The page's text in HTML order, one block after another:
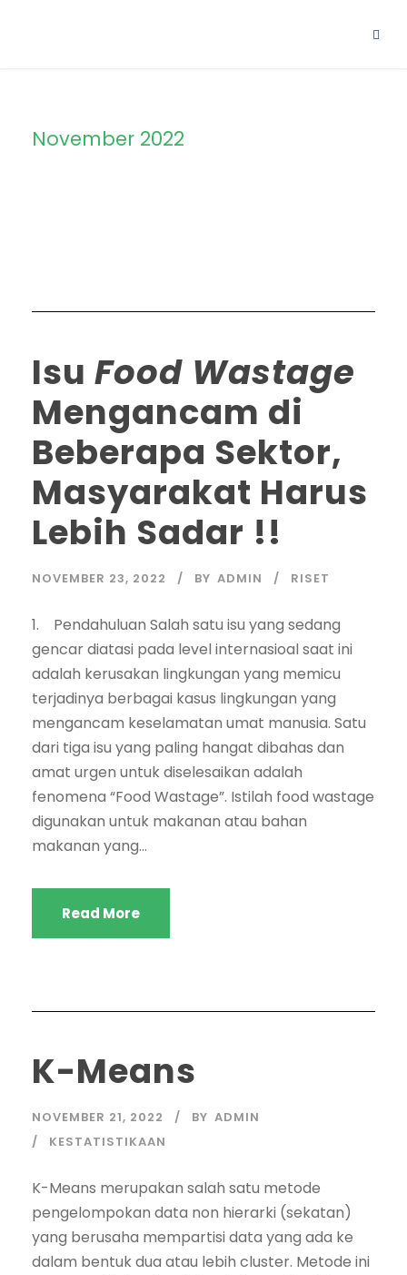
November 2022
Isu Food Wastage
Mengancam di
Beberapa Sektor,
Masyarakat Harus
Lebih Sadar !!
NOVEMBER 23, 2022 BY ADMIN RISET
1. Pendahuluan Salah satu isu yang sedang
gencar diatasi pada level internasioal saat ini
adalah kerusakan lingkungan yang memicu
terjadinya berbagai kasus lingkungan yang
mengancam keselamatan umat manusia. Satu
dari tiga isu yang paling hangat dibahas dan
amat urgen untuk diselesaikan adalah
fenomena “Food Wastage”. Istilah food wastage
digunakan untuk makanan atau bahan
makanan yang...
Read More
K-Means
NOVEMBER 21, 2022 BY ADMIN
KESTATISTIKAAN
K-Means merupakan salah satu metode
pengelompokan data non hierarki (sekatan)
yang berusaha mempartisi data yang ada ke
dalam bentuk dua atau lebih cluster. Metode ini